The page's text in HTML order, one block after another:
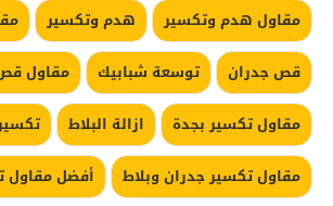
مقاول هدم وتكسير
هدم وتكسير
قص جدران
توسعة شبابيك
مقاول
مقاول تكسير بجدة
ازالة البلاط
مقاول تكسير جدران وبلاط
أفضل مقاول